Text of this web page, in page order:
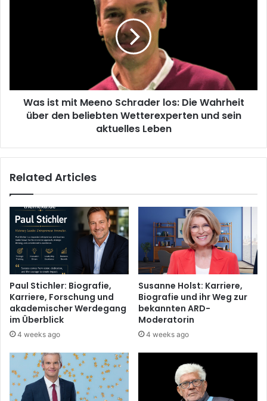
über
beliebten
sein
Leben
Was ist mit Meeno Schrader los: Die Wahrheit
über den beliebten Wetterexperten und sein
aktuelles Leben
Related Articles
Paul Stichler: Biografie,
Karriere, Forschung und
akademischer Werdegang
im Überblick
4 weeks ago
Susanne Holst: Karriere,
Biografie und ihr Weg zur
bekannten ARD-
Moderatorin
4 weeks ago